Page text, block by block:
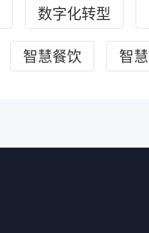
数字化转型
智慧餐饮 智